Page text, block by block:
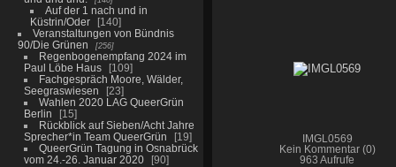
Auf der 1 nach und in
Küstrin/Oder
140
Veranstaltungen von Bündnis
90/Die Grünen
256
Regenbogenempfang 2024 im
Paul Löbe Haus
109
Fachgespräch Moore, Wälder,
Seegraswiesen
23
Wahlen 2020 LAG QueerGrün
Berlin
15
Rückblick auf Sieben/Acht Jahre
Sprecher*in Team QueerGrün
19
QueerGrün Tagung in Osnabrück
vom 24.-26. Januar 2020
90
IMGL0569
Kein Kommentar (0)
963 Aufrufe